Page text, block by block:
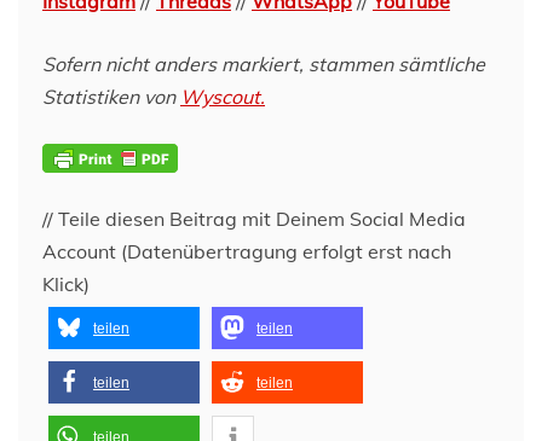
Sofern nicht anders markiert, stammen sämtliche
Statistiken von Wyscout.
// Teile diesen Beitrag mit Deinem Social Media
Account (Datenübertragung erfolgt erst nach
Klick)
teilen teilen
teilen teilen
teilen